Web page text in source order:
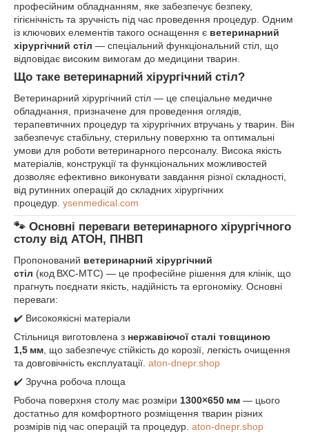
професійним обладнанням, яке забезпечує безпеку,
гігієнічність та зручність під час проведення процедур. Одним
із ключових елементів такого оснащення є ветеринарний
хірургічний стіл — спеціальний функціональний стіл, що
відповідає високим вимогам до медицини тварин.
Що таке ветеринарний хірургічний стіл?
Ветеринарний хірургічний стіл — це спеціальне медичне
обладнання, призначене для проведення оглядів,
терапевтичних процедур та хірургічних втручань у тварин. Він
забезпечує стабільну, стерильну поверхню та оптимальні
умови для роботи ветеринарного персоналу. Висока якість
матеріалів, конструкції та функціональних можливостей
дозволяє ефективно виконувати завдання різної складності,
від рутинних операцій до складних хірургічних
процедур. ysenmedical.com
🐾 Основні переваги ветеринарного хірургічного
столу від АТОН, ПНВП
Пропонований ветеринарний хірургічний
стіл (код ВХС‑МТС) — це професійне рішення для клінік, що
прагнуть поєднати якість, надійність та ергономіку. Основні
переваги:
✔️ Високоякісні матеріали
Стільниця виготовлена з нержавіючої сталі товщиною
1,5 мм , що забезпечує стійкість до корозії, легкість очищення
та довговічність експлуатації. aton-dnepr.shop
✔️ Зручна робоча площа
Робоча поверхня столу має розміри 1300×650 мм — цього
достатньо для комфортного розміщення тварин різних
розмірів під час операцій та процедур. aton-dnepr.shop